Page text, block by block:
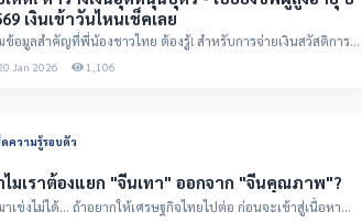
เงินเข้าวันไหนเช็คเลย
ข้อมูลสำคัญที่พี่น้องชาวไทย ต้องรู้! สำหรับการจ่ายเงินสวัสดิการ
รัฐ ประจำปี...
Jan 2026 1,106
ดความรู้รอบตัว
ไมเราต้องแยก "จีนเทา" ออกจาก "จีนคุณภาพ"?
เข่งไม่ได้... ถ้าอยากให้เศรษฐกิจไทยไปต่อ ก่อนจะเข้าสู่เนื้อหา